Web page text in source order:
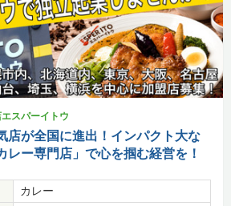
スパーイトウ
店が全国に進出！インパクト大な
レー専門店」で心を掴む経営を！
カレー